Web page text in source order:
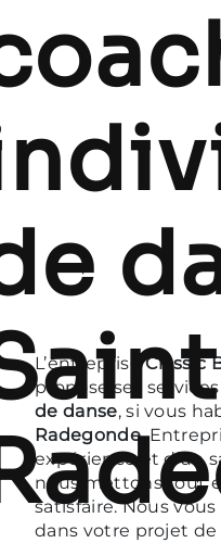
L’entrepriseClassic
propose ses
de danse, si vous
Radegonde.
expérience et d’un
nous mettons tout
satisfaire. Nous
dans votre projet de